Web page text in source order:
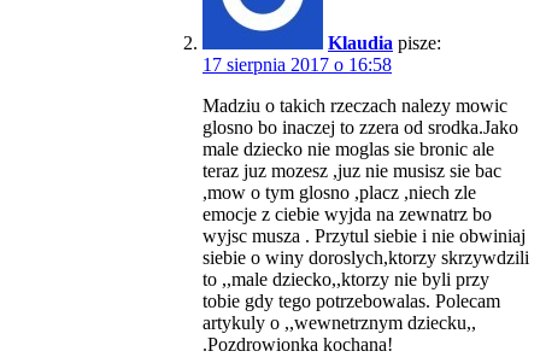
Klaudia pisze:
17 sierpnia 2017 o 16:58
Madziu o takich rzeczach nalezy mowic
glosno bo inaczej to zzera od srodka.Jako
male dziecko nie moglas sie bronic ale
teraz juz mozesz ,juz nie musisz sie bac
,mow o tym glosno ,placz ,niech zle
emocje z ciebie wyjda na zewnatrz bo
wyjsc musza . Przytul siebie i nie obwiniaj
siebie o winy doroslych,ktorzy skrzywdzili
to ,,male dziecko,,ktorzy nie byli przy
tobie gdy tego potrzebowalas. Polecam
artykuly o ,,wewnetrznym dziecku,,
.Pozdrowionka kochana!